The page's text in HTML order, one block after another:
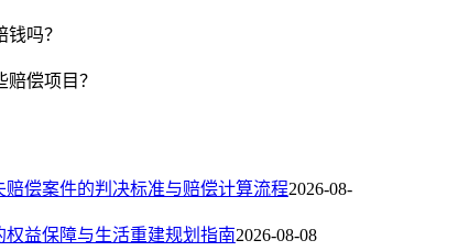
吗？
偿项目？
赔偿案件的判决标准与赔偿计算流程2026-08-
权益保障与生活重建规划指南2026-08-08